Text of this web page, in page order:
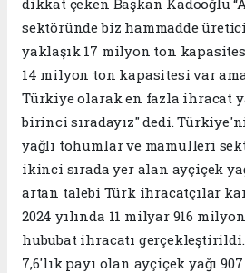
dikkat çeken Başkan Kadooğlu
sektöründe biz hammadde
yaklaşık 17 milyon ton
14 milyon ton kapasitesi var
Türkiye olarak en fazla ihracat
birinci sıradayız" dedi.
yağlı tohumlar ve mamulleri
ikinci sırada yer alan ayçiçek
artan talebi Türk ihracatçılar
2024 yılında 11 milyar 916
hububat ihracatı
7,6'lık payı olan ayçiçek yağı